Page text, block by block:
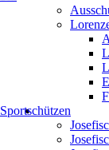
Sportschützen